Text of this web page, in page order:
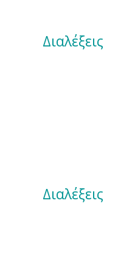
Διαλέξεις
Διαλέξεις